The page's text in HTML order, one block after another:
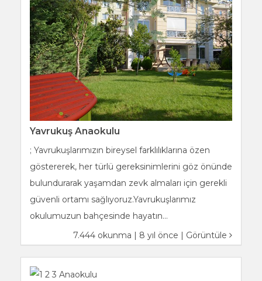
Yavrukuş Anaokulu
; Yavrukuşlarımızın bireysel farklılıklarına özen
göstererek, her türlü gereksinimlerini göz önünde
bulundurarak yaşamdan zevk almaları için gerekli
güvenli ortamı sağlıyoruz.Yavrukuşlarımız
okulumuzun bahçesinde hayatın...
7.444 okunma | 8 yıl önce | Görüntüle